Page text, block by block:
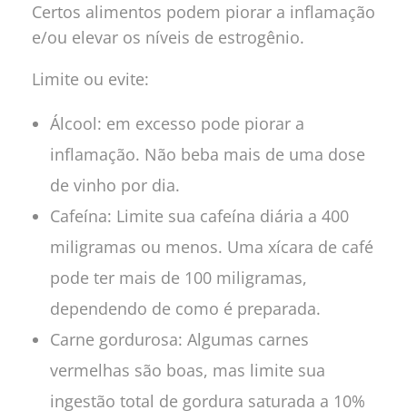
Certos alimentos podem piorar a inflamação
e/ou elevar os níveis de estrogênio.
Limite ou evite:
Álcool: em excesso pode piorar a
inflamação. Não beba mais de uma dose
de vinho por dia.
Cafeína: Limite sua cafeína diária a 400
miligramas ou menos. Uma xícara de café
pode ter mais de 100 miligramas,
dependendo de como é preparada.
Carne gordurosa: Algumas carnes
vermelhas são boas, mas limite sua
ingestão total de gordura saturada a 10%